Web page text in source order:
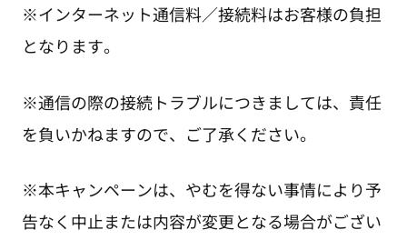
※インターネット通信料／接続料はお客様の負担
となります。
※通信の際の接続トラブルにつきましては、責任
を負いかねますので、ご了承ください。
※本キャンペーンは、やむを得ない事情により予
告なく中止または内容が変更となる場合がござい